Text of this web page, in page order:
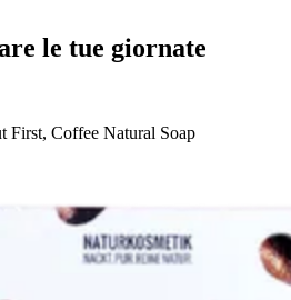
le tue giornate
Coffee Natural Soap